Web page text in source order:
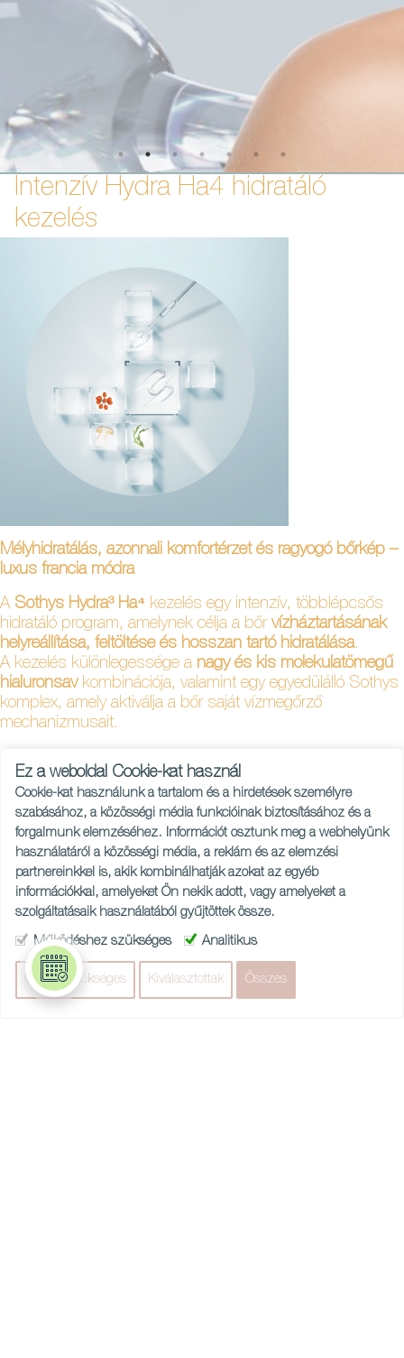
Intenzív Hydra Ha4 hidratáló
kezelés
Mélyhidratálás, azonnali komfortérzet és ragyogó bőrkép –
luxus francia módra
A Sothys Hydra³ Ha⁴ kezelés egy intenzív, többlépcsős
hidratáló program, amelynek célja a bőr vízháztartásának
helyreállítása, feltöltése és hosszan tartó hidratálása.
A kezelés különlegessége a nagy és kis molekulatömegű
hialuronsavkombinációja, valamint egy egyedülálló Sothys
komplex, amely aktiválja a bőr saját vízmegőrző
mechanizmusait.
vendéghez igazítva végzem, így a bőröd nemcsak
felfrissül, hanem belülről is tartósan hidratálttá és
ragyogóvá válik.
💦 Mit tud ez a luxus hidratáló kezelés?
💧 4 féle hialuronsav a mély és felszíni hidratálásért
🧬 Sothys intelligens hidratáló komplex a hosszan tartó
hatásért
🌿 Selymes textúrák és relaxáló masszázs
✨ Azonnali komfortérzet és bőrsimítás
🌸 Érzékeny, vízhiányos bőrre is tökéletes
Ez a weboldal Cookie-kat használ
Cookie-kat használunk a tartalom és a hirdetések személyre
szabásához, a közösségi média funkcióinak biztosításához és a
forgalmunk elemzéséhez. Információt osztunk meg a webhelyünk
használatáról a közösségi média, a reklám és az elemzési
partnereinkkel is, akik kombinálhatják azokat az egyéb
információkkal, amelyeket Ön nekik adott, vagy amelyeket a
szolgáltatásaik használatából gyűjtöttek össze.
Működéshez szükséges Analitikus